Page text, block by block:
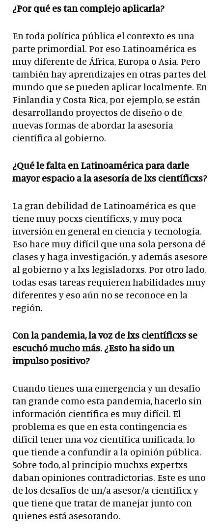
¿Por qué es tan complejo aplicarla?
En toda política pública el contexto es una
parte primordial. Por eso Latinoamérica es
muy diferente de África, Europa o Asia. Pero
también hay aprendizajes en otras partes del
mundo que se pueden aplicar localmente. En
Finlandia y Costa Rica, por ejemplo, se están
desarrollando proyectos de diseño o de
nuevas formas de abordar la asesoría
científica al gobierno.
¿Qué le falta en Latinoamérica para darle
mayor espacio a la asesoría de lxs científicxs?
La gran debilidad de Latinoamérica es que
tiene muy pocxs científicxs, y muy poca
inversión en general en ciencia y tecnología.
Eso hace muy difícil que una sola persona dé
clases y haga investigación, y además asesore
al gobierno y a lxs legisladorxs. Por otro lado,
todas esas tareas requieren habilidades muy
diferentes y eso aún no se reconoce en la
región.
Con la pandemia, la voz de lxs científicxs se
escuchó mucho más. ¿Esto ha sido un
impulso positivo?
Cuando tienes una emergencia y un desafío
tan grande como esta pandemia, hacerlo sin
información científica es muy difícil. El
problema es que en esta contingencia es
difícil tener una voz científica unificada, lo
que tiende a confundir a la opinión pública.
Sobre todo, al principio muchxs expertxs
daban opiniones contradictorias. Este es uno
de los desafíos de un/a asesor/a científicx y
que tiene que tratar de manejar junto con
quienes está asesorando.